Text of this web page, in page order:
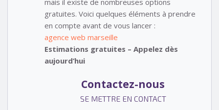
mais il existe de nombreuses options
gratuites. Voici quelques éléments à prendre
en compte avant de vous lancer :
agence web marseille
Estimations gratuites – Appelez dès
aujourd’hui
Contactez-nous
SE METTRE EN CONTACT